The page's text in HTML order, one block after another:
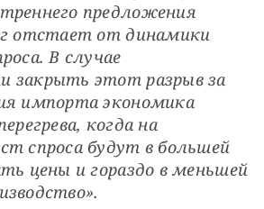
предложения
отстает от динамики
В случае
закрыть этот разрыв за
импорта экономика
когда на
спроса будут в большей
цены и гораздо в меньшей